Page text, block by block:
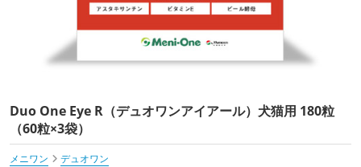
Duo One Eye R（デュオワンアイアール）犬猫用 180粒
（60粒×3袋）
メニワン
デュオワン